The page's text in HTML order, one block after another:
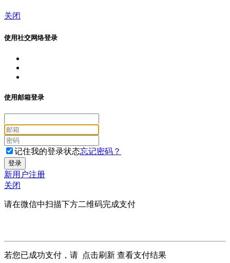
关闭
使用社交网络登录
使用邮箱登录
记住我的登录状态忘记密码？
新用户注册
关闭
请在微信中扫描下方二维码完成支付
若您已成功支付，请 点击刷新 查看支付结果